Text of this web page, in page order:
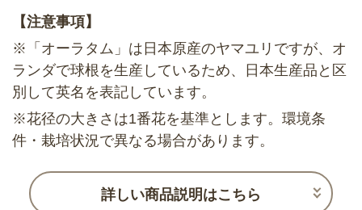
【注意事項】
※「オーラタム」は日本原産のヤマユリですが、オ
ランダで球根を生産しているため、日本生産品と区
別して英名を表記しています。
※花径の大きさは1番花を基準とします。環境条
件・栽培状況で異なる場合があります。
詳しい商品説明はこちら